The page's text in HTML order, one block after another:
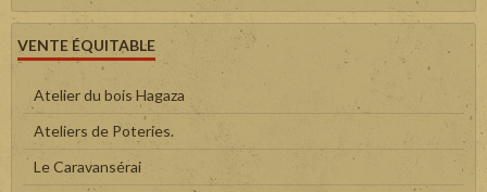
VENTE ÉQUITABLE
Atelier du bois Hagaza
Ateliers de Poteries.
Le Caravansérai